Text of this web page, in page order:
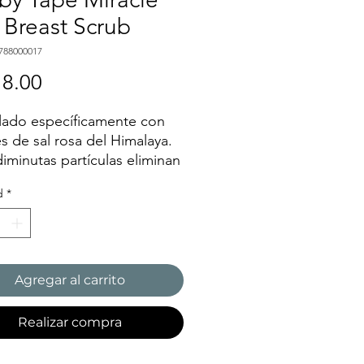
Scrub
específicamente con
de sal rosa del Himalaya.
partículas eliminan
la mantienen libre de
grasos. Este Miracle Pink
también limpia
limpia para un aspecto
*
Agregar al carrito
Realizar compra